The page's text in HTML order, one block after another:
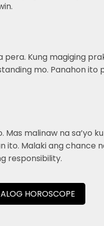
Kung magiging
mo. Panahon
malinaw na sa’yo
Malaki ang chance
responsibility.
HOROSCOPE